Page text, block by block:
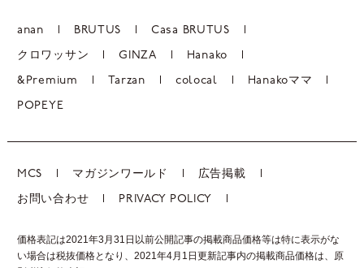
anan BRUTUS Casa BRUTUS
クロワッサン GINZA Hanako
&Premium Tarzan colocal Hanakoママ
POPEYE
MCS マガジンワールド 広告掲載
お問い合わせ PRIVACY POLICY
価格表記は2021年3月31日以前公開記事の掲載商品価格等は特に表示がな
い場合は税抜価格となり、2021年4月1日更新記事内の掲載商品価格は、 原